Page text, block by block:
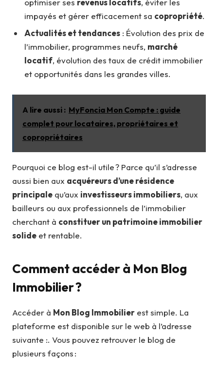
impayés et gérer efficacement sa copropriété.
Actualités et tendances : Évolution des prix de
l’immobilier, programmes neufs, marché
locatif, évolution des taux de crédit immobilier
et opportunités dans les grandes villes.
A lire aussi : MyFoncia Mon Compte : guide
complet pour locataires, propriétaires et
copropriétaires
Pourquoi ce blog est-il utile ? Parce qu’il s’adresse
aussi bien aux acquéreurs d’une résidence
principale qu’aux investisseurs immobiliers, aux
bailleurs ou aux professionnels de l’immobilier
cherchant à constituer un patrimoine immobilier
solide et rentable.
Comment accéder à Mon Blog
Immobilier ?
Accéder à Mon Blog Immobilier est simple. La
plateforme est disponible sur le web à l’adresse
suivante :. Vous pouvez retrouver le blog de
plusieurs façons :